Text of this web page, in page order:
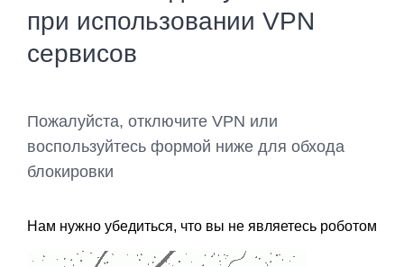
при использовании VPN
сервисов
Пожалуйста, отключите VPN или
воспользуйтесь формой ниже для обхода
блокировки
Нам нужно убедиться, что вы не являетесь роботом